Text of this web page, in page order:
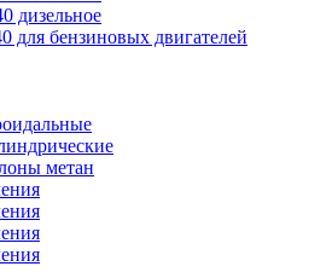
дизельное
для бензиновых двигателей
метан